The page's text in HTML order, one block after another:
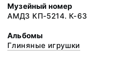
Музейный номер
АМДЗ КП-5214. К-63
Альбомы
Глиняные игрушки